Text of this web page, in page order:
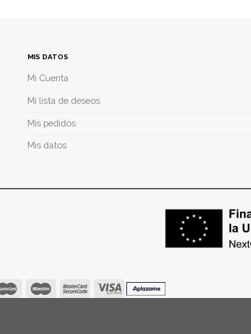
MIS DATOS
Mi Cuenta
Mi lista de deseos
Mis pedidos
Mis datos